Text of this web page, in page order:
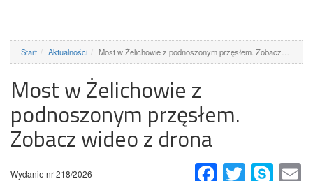
Start Aktualności Most w Żelichowie z podnoszonym przęsłem. Zobacz…
Most w Żelichowie z
podnoszonym przęsłem.
Zobacz wideo z drona
FacebookTwitter Skype
Wydanie nr 218/2026